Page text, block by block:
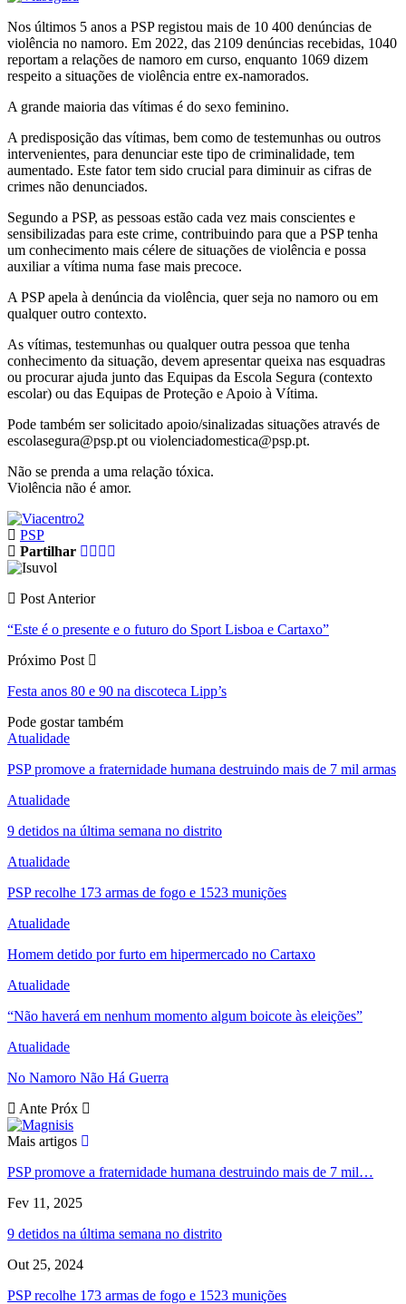
Nos últimos 5 anos a PSP registou mais de 10 400 denúncias de
violência no namoro. Em 2022, das 2109 denúncias recebidas, 1040
reportam a relações de namoro em curso, enquanto 1069 dizem
respeito a situações de violência entre ex-namorados.
A grande maioria das vítimas é do sexo feminino.
A predisposição das vítimas, bem como de testemunhas ou outros
intervenientes, para denunciar este tipo de criminalidade, tem
aumentado. Este fator tem sido crucial para diminuir as cifras de
crimes não denunciados.
Segundo a PSP, as pessoas estão cada vez mais conscientes e
sensibilizadas para este crime, contribuindo para que a PSP tenha
um conhecimento mais célere de situações de violência e possa
auxiliar a vítima numa fase mais precoce.
A PSP apela à denúncia da violência, quer seja no namoro ou em
qualquer outro contexto.
As vítimas, testemunhas ou qualquer outra pessoa que tenha
conhecimento da situação, devem apresentar queixa nas esquadras
ou procurar ajuda junto das Equipas da Escola Segura (contexto
escolar) ou das Equipas de Proteção e Apoio à Vítima.
Pode também ser solicitado apoio/sinalizadas situações através de
escolasegura@psp.pt ou violenciadomestica@psp.pt.
Não se prenda a uma relação tóxica.
Violência não é amor.
PSP
Partilhar
Post Anterior
“Este é o presente e o futuro do Sport Lisboa e Cartaxo”
Próximo Post
Festa anos 80 e 90 na discoteca Lipp’s
Pode gostar também
Atualidade
PSP promove a fraternidade humana destruindo mais de 7 mil armas
Atualidade
9 detidos na última semana no distrito
Atualidade
PSP recolhe 173 armas de fogo e 1523 munições
Atualidade
Homem detido por furto em hipermercado no Cartaxo
Atualidade
“Não haverá em nenhum momento algum boicote às eleições”
Atualidade
No Namoro Não Há Guerra
Ante Próx
Mais artigos
PSP promove a fraternidade humana destruindo mais de 7 mil…
Fev 11, 2025
9 detidos na última semana no distrito
Out 25, 2024
PSP recolhe 173 armas de fogo e 1523 munições